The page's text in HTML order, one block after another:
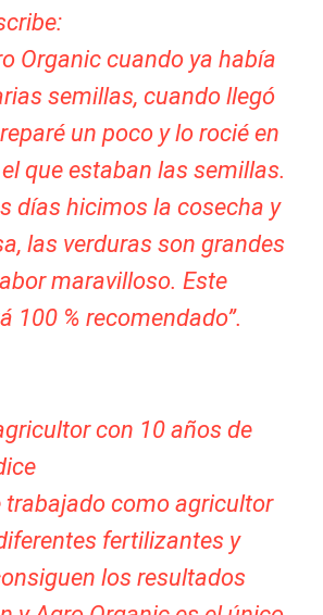
Organic cuando ya había
semillas, cuando llegó
un poco y lo rocié en
que estaban las semillas.
días hicimos la cosecha y
las verduras son grandes
maravilloso. Este
100 % recomendado”.
con 10 años de
trabajado como agricultor
fertilizantes y
los resultados